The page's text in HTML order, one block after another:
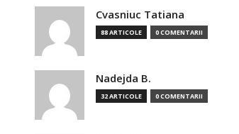
Cvasniuc Tatiana
88 ARTICOLE 0 COMENTARII
Nadejda B.
32 ARTICOLE 0 COMENTARII